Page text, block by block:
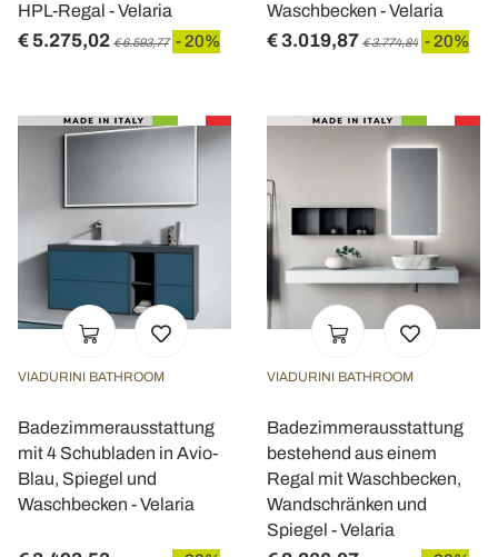
HPL-Regal - Velaria
€ 5.275,02 € 6.593,77 - 20%
Waschbecken - Velaria
€ 3.019,87 € 3.774,84 - 20%
VIADURINI BATHROOM
Badezimmerausstattung
mit 4 Schubladen in Avio-
Blau, Spiegel und
Waschbecken - Velaria
VIADURINI BATHROOM
Badezimmerausstattung
bestehend aus einem
Regal mit Waschbecken,
Wandschränken und
Spiegel - Velaria